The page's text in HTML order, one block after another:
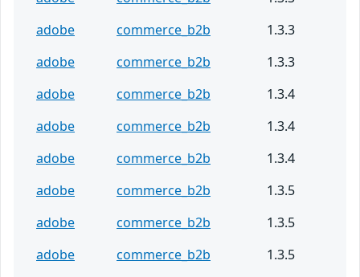
adobe
commerce_b2b
1.3.3
adobe
commerce_b2b
1.3.3
adobe
commerce_b2b
1.3.4
adobe
commerce_b2b
1.3.4
adobe
commerce_b2b
1.3.4
adobe
commerce_b2b
1.3.5
adobe
commerce_b2b
1.3.5
adobe
commerce_b2b
1.3.5